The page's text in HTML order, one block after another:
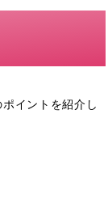
イントを紹介し